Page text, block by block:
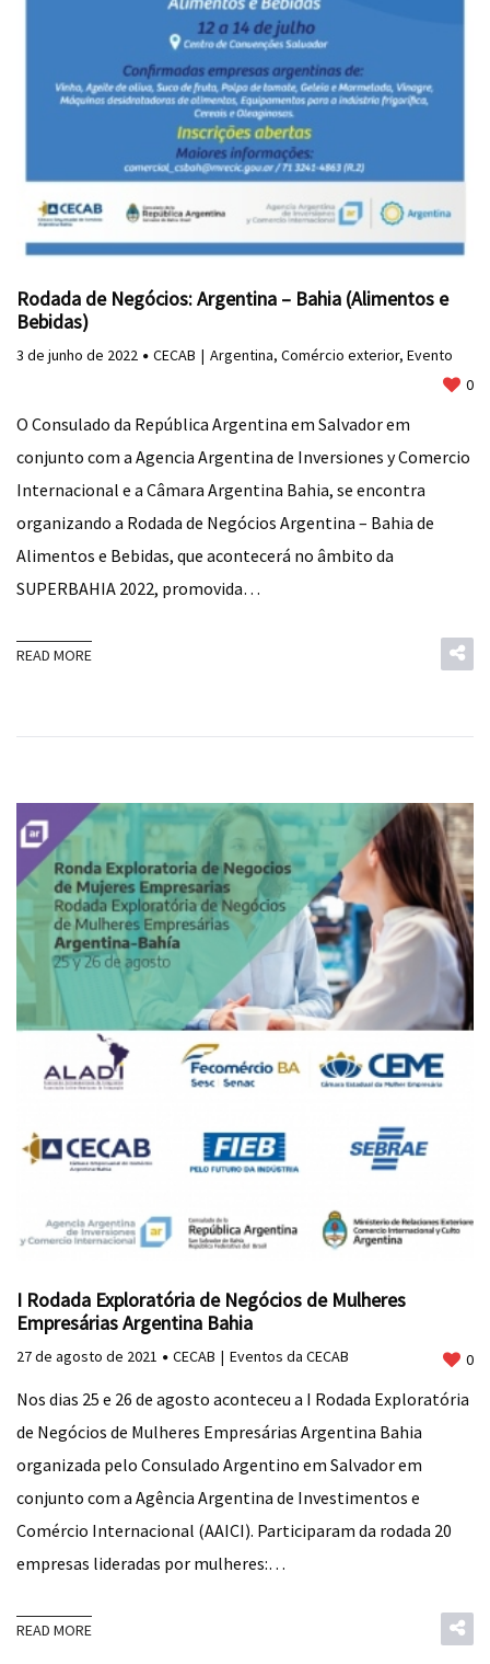
Rodada de Negócios: Argentina – Bahia (Alimentos e
Bebidas)
3 de junho de 2022 CECAB Argentina, Comércio exterior, Evento
0
O Consulado da República Argentina em Salvador em
conjunto com a Agencia Argentina de Inversiones y Comercio
Internacional e a Câmara Argentina Bahia, se encontra
organizando a Rodada de Negócios Argentina – Bahia de
Alimentos e Bebidas, que acontecerá no âmbito da
SUPERBAHIA 2022, promovida…
READ MORE
I Rodada Exploratória de Negócios de Mulheres
Empresárias Argentina Bahia
27 de agosto de 2021 CECAB Eventos da CECAB 0
Nos dias 25 e 26 de agosto aconteceu a I Rodada Exploratória
de Negócios de Mulheres Empresárias Argentina Bahia
organizada pelo Consulado Argentino em Salvador em
conjunto com a Agência Argentina de Investimentos e
Comércio Internacional (AAICI). Participaram da rodada 20
empresas lideradas por mulheres:…
READ MORE